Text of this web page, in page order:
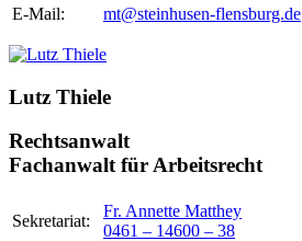
E-Mail:
mt@steinhusen-flensburg.de
Lutz Thiele
Rechtsanwalt
Fachanwalt für Arbeitsrecht
Sekretariat:
Fr. Annette Matthey
0461 – 14600 – 38